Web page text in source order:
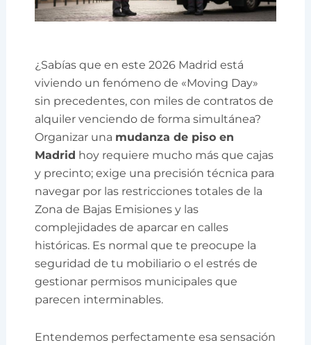
¿Sabías que en este 2026 Madrid está
viviendo un fenómeno de «Moving Day»
sin precedentes, con miles de contratos de
alquiler venciendo de forma simultánea?
Organizar una mudanza de piso en
Madrid hoy requiere mucho más que cajas
y precinto; exige una precisión técnica para
navegar por las restricciones totales de la
Zona de Bajas Emisiones y las
complejidades de aparcar en calles
históricas. Es normal que te preocupe la
seguridad de tu mobiliario o el estrés de
gestionar permisos municipales que
parecen interminables.
Entendemos perfectamente esa sensación